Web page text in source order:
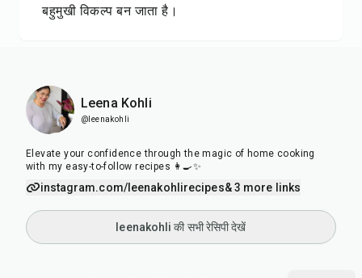
बहुमुखी विकल्प बन जाता है।
Leena Kohli
@leenakohli
Elevate your confidence through the magic of home cooking
with my easy-to-follow recipes 👩‍🍳✨
instagram.com/leenakohlirecipes& 3 more links
leenakohli की सभी रेसिपी देखें